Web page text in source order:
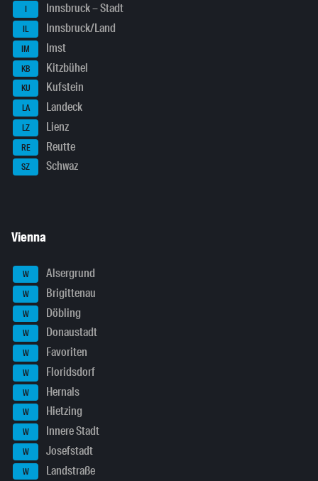
I Innsbruck – Stadt
IL Innsbruck/Land
IM Imst
KB Kitzbühel
KU Kufstein
LA Landeck
LZ Lienz
RE Reutte
SZ Schwaz
Vienna
W Alsergrund
W Brigittenau
W Döbling
W Donaustadt
W Favoriten
W Floridsdorf
W Hernals
W Hietzing
W Innere Stadt
W Josefstadt
W Landstraße